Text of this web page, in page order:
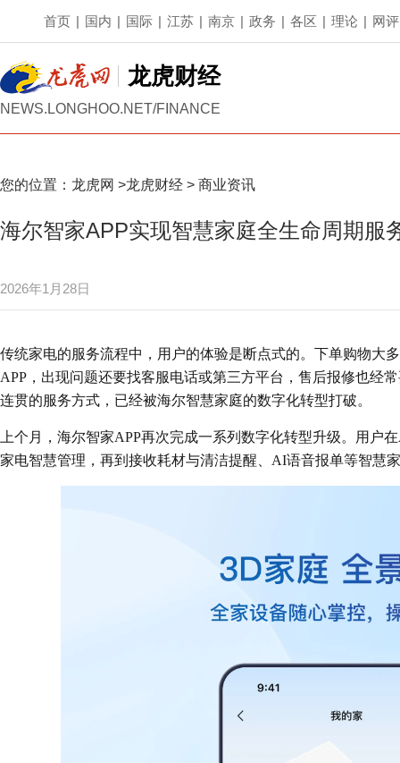
首页 | 国内 | 国际 | 江苏 | 南京 | 政务 | 各区 | 理论 | 网评
龙虎财经
NEWS.LONGHOO.NET/FINANCE
您的位置： 龙虎网 >龙虎财经 > 商业资讯
海尔智家APP实现智慧家庭全生命周期服
2026年1月28日
传统家电的服务流程中，用户的体验是断点式的。下单购物大
APP，出现问题还要找客服电话或第三方平台，售后报修也经
连贯的服务方式，已经被海尔智慧家庭的数字化转型打破。
上个月，海尔智家APP再次完成一系列数字化转型升级。用户
家电智慧管理，再到接收耗材与清洁提醒、AI语音报单等智慧